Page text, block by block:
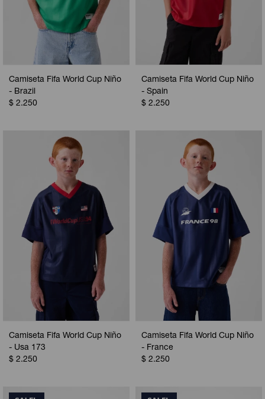
Camiseta Fifa World Cup Niño
- Brazil
$ 2.250
Camiseta Fifa World Cup Niño
- Spain
$ 2.250
Camiseta Fifa World Cup Niño
- Usa 173
$ 2.250
Camiseta Fifa World Cup Niño
- France
$ 2.250